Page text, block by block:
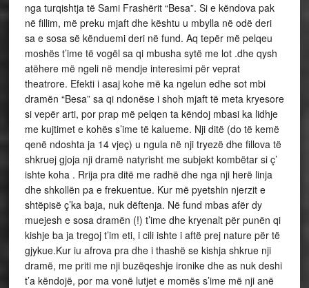
nga turqishtja të Sami Frashërit “Besa”. Si e këndova pak
në fillim, më preku mjaft dhe kështu u mbylla në odë deri
sa e sosa së kënduemi deri në fund. Aq tepër më pelqeu
moshës t’ime të vogël sa qi mbusha sytë me lot .dhe qysh
atëhere më ngeli në mendje interesimi për veprat
theatrore. Efekti i asaj kohe më ka ngelun edhe sot mbi
dramën “Besa” sa qi ndonëse i shoh mjaft të meta kryesore
si vepër arti, por prap më pelqen ta këndoj mbasi ka lidhje
me kujtimet e kohës s’ime të kalueme. Nji ditë (do të kemë
qenë ndoshta ja 14 vjeç) u ngula në nji tryezë dhe fillova të
shkruej gjoja nji dramë natyrisht me subjekt kombëtar si ç’
ishte koha . Rrija pra ditë me radhë dhe nga nji herë linja
dhe shkollën pa e frekuentue. Kur më pyetshin njerzit e
shtëpisë ç’ka baja, nuk dëftenja. Në fund mbas afër dy
muejesh e sosa dramën (!) t’ime dhe kryenalt për punën qi
kishje ba ja tregoj t’im eti, i cili ishte i aftë prej nature për të
gjykue.Kur iu afrova pra dhe i thashë se kishja shkrue nji
dramë, me priti me nji buzëqeshje ironike dhe as nuk deshi
t’a këndojë, por ma vonë lutjet e momës s’ime më nji anë